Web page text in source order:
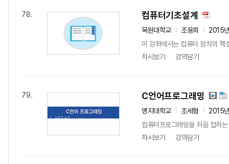
78. 컴퓨터기초설계
목원대학교 조용희
2015
이 강좌에서는 컴퓨터 장치의
차시보기
강의담기
79. C언어프로그래밍
명지대학교 조세형
2015
컴퓨터프로그래밍을 처음 접하
차시보기
강의담기